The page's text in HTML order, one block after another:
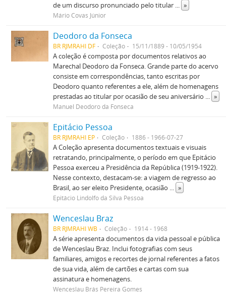
de um discurso pronunciado pelo titular ... »
Mário Covas Júnior
Deodoro da Fonseca
BR RJMRAHI DF Coleção 15/11/1889 - 10/05/1954
A coleção é composta por documentos relativos ao
Marechal Deodoro da Fonseca. Grande parte do acervo
consiste em correspondências, tanto escritas por
Deodoro quanto referentes a ele, além de homenagens
prestadas ao titular por ocasião de seu aniversário ... »
Manuel Deodoro da Fonseca
Epitácio Pessoa
BR RJMRAHI EP Coleção 1886 - 1966-07-27
A Coleção apresenta documentos textuais e visuais
retratando, principalmente, o período em que Epitácio
Pessoa exerceu a Presidência da República (1919-1922).
Nesse contexto, destacam-se: a viagem de regresso ao
Brasil, ao ser eleito Presidente, ocasião ... »
Epitácio Lindolfo da Silva Pessoa
Wenceslau Braz
BR RJMRAHI WB Coleção 1914 - 1968
A série apresenta documentos da vida pessoal e pública
de Wenceslau Braz. Inclui fotografias com seus
familiares, amigos e recortes de jornal referentes a fatos
de sua vida, além de cartões e cartas com sua
assinatura e homenagens.
Wenceslau Brás Pereira Gomes